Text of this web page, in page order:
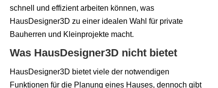
schnell und effizient arbeiten können, was
HausDesigner3D zu einer idealen Wahl für private
Bauherren und Kleinprojekte macht.
Was HausDesigner3D nicht bietet
HausDesigner3D bietet viele der notwendigen
Funktionen für die Planung eines Hauses, dennoch gibt